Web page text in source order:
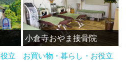
立
小倉寺おやま接骨院
お買い物・暮らし・お役立